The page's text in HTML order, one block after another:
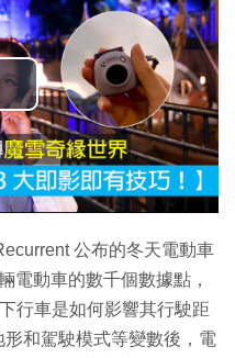
公布的冬天電動車
電動車的數千個數據點，
行車是如何影響其行駛距
和駕駛模式等變數後，電